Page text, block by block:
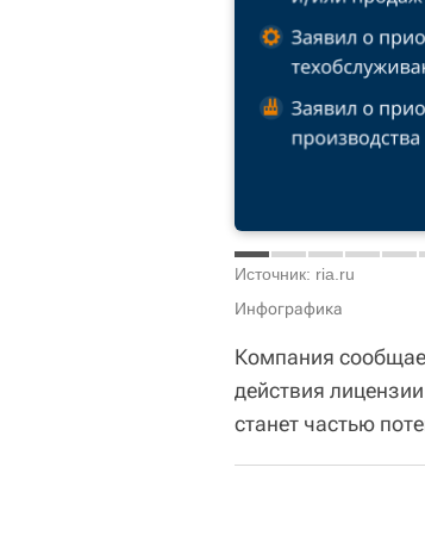
Источник: ria.ru
Инфографика
Компания
действия
станет частью